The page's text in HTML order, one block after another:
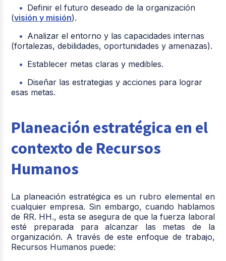
Definir el futuro deseado de la organización
(visión y misión).
Analizar el entorno y las capacidades internas
(fortalezas, debilidades, oportunidades y amenazas).
Establecer metas claras y medibles.
Diseñar las estrategias y acciones para lograr
esas metas.
Planeación estratégica en el
contexto de Recursos
Humanos
La planeación estratégica es un rubro elemental en
cualquier empresa. Sin embargo, cuando hablamos
de RR. HH., esta se asegura de que la fuerza laboral
esté preparada para alcanzar las metas de la
organización. A través de este enfoque de trabajo,
Recursos Humanos puede: